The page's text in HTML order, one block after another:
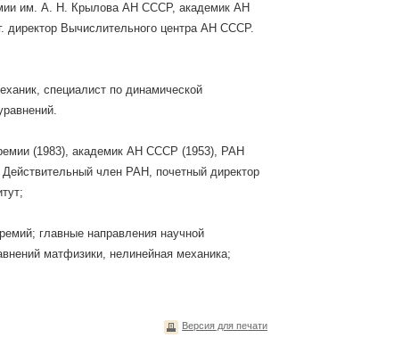
им. А. Н. Крылова АН СССР, академик АН
Вычислительного центра АН СССР.
специалист по динамической
(1983), академик АН СССР (1953), РАН
член РАН, почетный директор
главные направления научной
матфизики, нелинейная механика;
Версия для печати